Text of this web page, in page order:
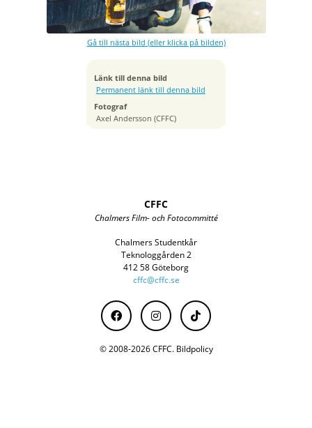
Gå till nästa bild (eller klicka på bilden)
Länk till denna bild
Permanent länk till denna bild
Fotograf
Axel Andersson (CFFC)
Kamera
Canon EOS 6D
Tagen
ISO
100
Brännvidd
135 mm
CFFC
Chalmers Film- och Fotocommitté
Chalmers Studentkår
Teknologgården 2
412 58 Göteborg
cffc@cffc.se
© 2008-2026 CFFC. Bildpolicy